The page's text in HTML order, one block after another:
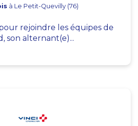
à Le Petit-Quevilly (76)
rejoindre les équipes de
son alternant(e)...